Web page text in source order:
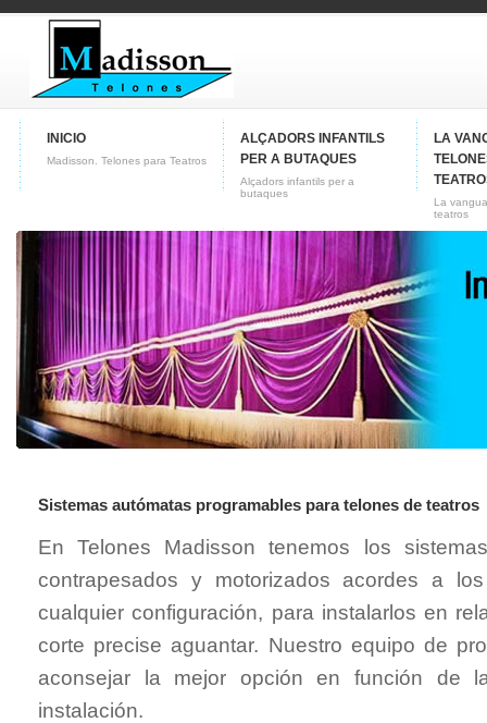
INICIO
Madisson. Telones para Teatros
ALÇADORS INFANTILS
PER A BUTAQUES
Alçadors infantils per a
butaques
LA
La
teatros
CONTACTO
Conozca nuestra empresa
Fabricas de telones para
teatros y butacas para cines
Sistemas autómatas programables para telones de teatros
En Telones Madisson tenemos los
contrapesados y motorizados acordes a
cualquier configuración, para instalarlos en
corte precise aguantar. Nuestro equipo de
aconsejar la mejor opción en función de
instalación.